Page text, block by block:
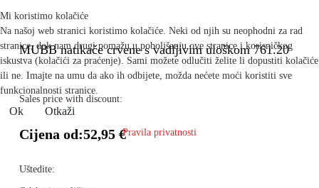
MUBB natikače crvene s vadljivim uloškom 761.20
Sales price with discount:
Cijena od:52,95 €
Uštedite:
Mi koristimo kolačiće
Na našoj web stranici koristimo kolačiće. Neki od njih su neophodni za rad
stranice, dok nam drugi pomažu u poboljšanju ove stranice i korisničkog
iskustva (kolačići za praćenje). Sami možete odlučiti želite li dopustiti kolačiće
ili ne. Imajte na umu da ako ih odbijete, možda nećete moći koristiti sve
funkcionalnosti stranice.
Ok Otkaži
Pravila privatnosti